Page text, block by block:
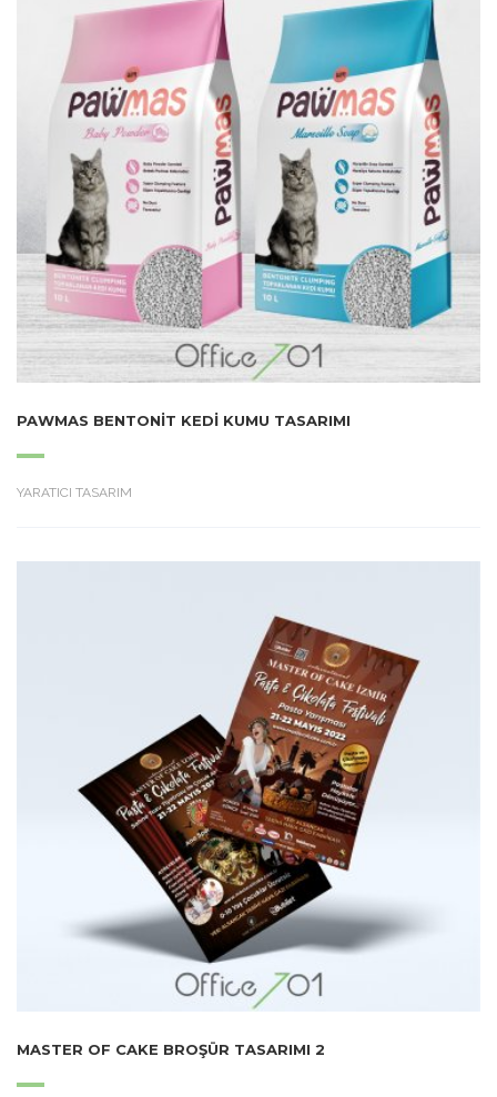
PAWMAS BENTONIT KEDI KUMU TASARIMI
YARATICI TASARIM
MASTER OF CAKE BROŞÜR TASARIMI 2